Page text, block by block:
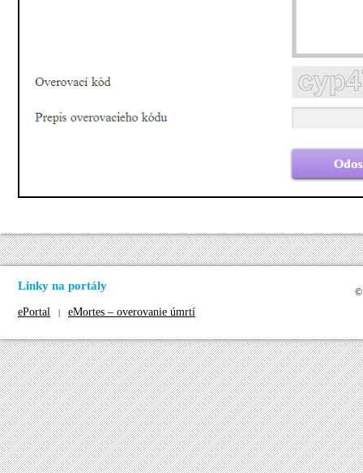
Linky na portály
ePortal | eMortes – overovanie úmrtí
©